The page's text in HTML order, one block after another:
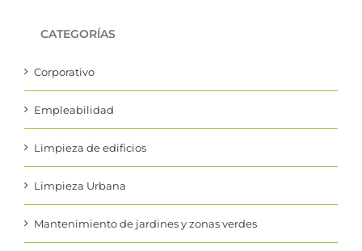
CATEGORÍAS
Corporativo
Empleabilidad
Limpieza de edificios
Limpieza Urbana
Mantenimiento de jardines y zonas verdes